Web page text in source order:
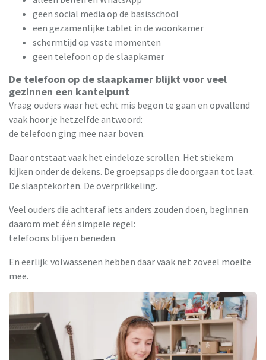
geen social media op de basisschool
een gezamenlijke tablet in de woonkamer
schermtijd op vaste momenten
geen telefoon op de slaapkamer
De telefoon op de slaapkamer blijkt voor veel
gezinnen een kantelpunt
Vraag ouders waar het echt mis begon te gaan en opvallend
vaak hoor je hetzelfde antwoord:
de telefoon ging mee naar boven.
Daar ontstaat vaak het eindeloze scrollen. Het stiekem
kijken onder de dekens. De groepsapps die doorgaan tot laat.
De slaaptekorten. De overprikkeling.
Veel ouders die achteraf iets anders zouden doen, beginnen
daarom met één simpele regel:
telefoons blijven beneden.
En eerlijk: volwassenen hebben daar vaak net zoveel moeite
mee.